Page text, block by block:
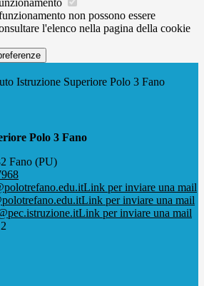
non possono essere
l'elenco nella pagina della cookie
Istruzione Superiore Polo 3 Fano
Polo 3 Fano
Fano (PU)
Link per inviare una mail
Link per inviare una mail
Link per inviare una mail